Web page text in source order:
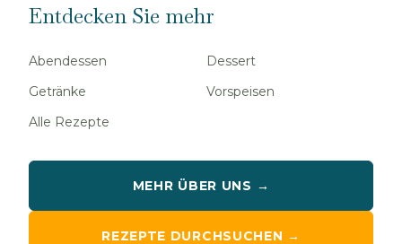
Entdecken Sie mehr
Abendessen
Dessert
Getränke
Vorspeisen
Alle Rezepte
MEHR ÜBER UNS →
REZEPTE DURCHSUCHEN →